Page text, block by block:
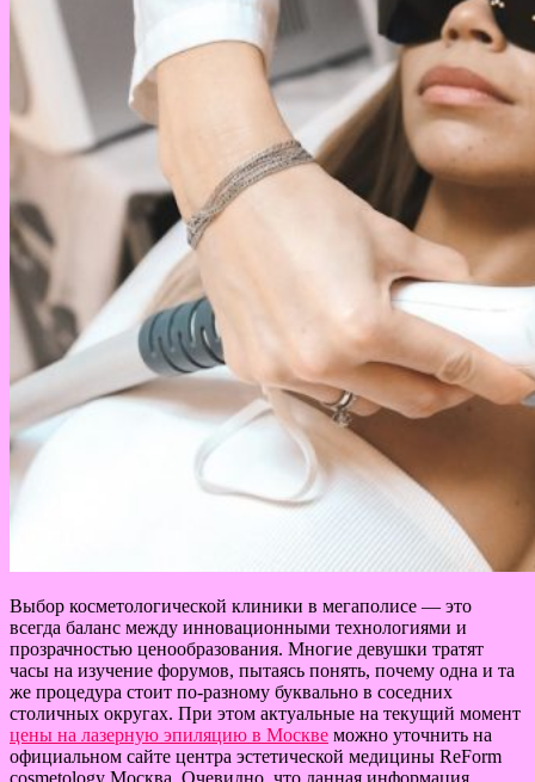
Выбор косметологической клиники в мегаполисе — это
всегда баланс между инновационными технологиями и
прозрачностью ценообразования. Многие девушки тратят
часы на изучение форумов, пытаясь понять, почему одна и та
же процедура стоит по-разному буквально в соседних
столичных округах. При этом актуальные на текущий момент
цены на лазерную эпиляцию в Москве можно уточнить на
официальном сайте центра эстетической медицины ReForm
cosmetology Москва. Очевидно, что данная информация